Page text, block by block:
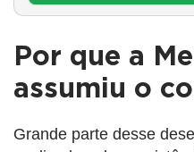
Por que a
assumiu o
Grande parte desse